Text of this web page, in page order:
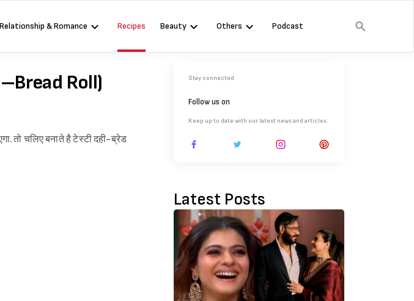
Relationship & Romance Recipes Beauty Others Podcast
Roll)
तो चलिए बनाते है टेस्टी दही-ब्रेड
Stay connected
Follow us on
Keep up to date with our latest news and articles.
Latest Posts